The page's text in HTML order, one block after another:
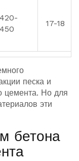
420-
450
17-18
песка и
цемента. Но для
эти
бетона